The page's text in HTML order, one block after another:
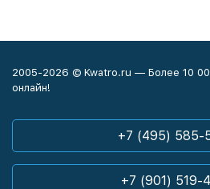
2005-2026 © Kwatro.ru — Более 10
онлайн!
+7 (495) 585-
+7 (901) 519-